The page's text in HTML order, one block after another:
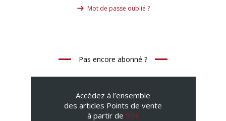
Mot de passe oublié ?
Pas encore abonné ?
Accédez à l’ensemble
des articles Points de vente
à partir de 95€